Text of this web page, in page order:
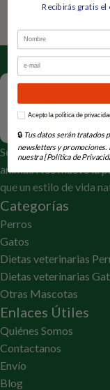
Somos un equipo de
animal. Nos mueve la
que un estilo de vida
Categorías
Perros
Gatos
Dietas veterinarias
Dietas veterinarias
Otras Mascotas
Enlaces Útiles
Quiénes Somos
Contactanos
Envío
Blog
Recibirás gratis
Nombre
Email
How would you like to hear from
Acepto la política de
🔒 Tus datos serán tratados
newsletters y promociones.
nuestra [Política de